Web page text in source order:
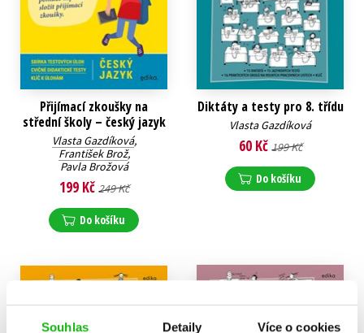
Souhlas Detaily Více o cookies
Přijímací zkoušky na
střední školy – český jazyk
Vlasta Gazdíková,
František Brož,
Pavla Brožová
199 Kč 249 Kč
Do košíku
Diktáty a testy pro 8. třídu
Vlasta Gazdíková
60 Kč 199 Kč
Do košíku